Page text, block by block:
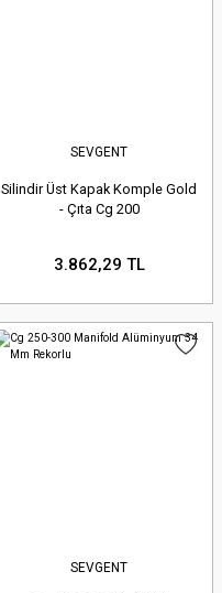
SEVGENT
Silindir Üst Kapak Komple Gold
- Çıta Cg 200
3.862,29 TL
SEVGENT